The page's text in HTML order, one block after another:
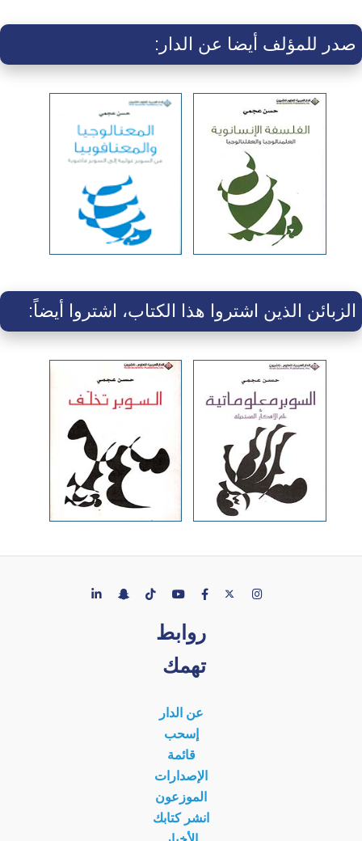
صدر للمؤلف أيضا عن الدار:
الزبائن الذين اشتروا هذا الكتاب، اشتروا أيضاً:
روابط
تهمك
عن الدار
إسحب
قائمة
الإصدارات
الموزعون
انشر كتابك